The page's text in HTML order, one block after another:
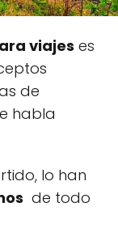
viajes es
de
habla
lo han
de todo